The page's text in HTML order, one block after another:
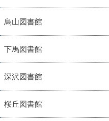
烏山図書館
下馬図書館
深沢図書館
桜丘図書館